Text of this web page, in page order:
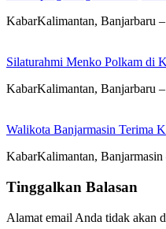
KabarKalimantan, Banjarbaru
Silaturahmi Menko Polkam di
KabarKalimantan, Banjarbaru
Walikota Banjarmasin Terima
KabarKalimantan,
Tinggalkan Balasan
Alamat email Anda tidak akan